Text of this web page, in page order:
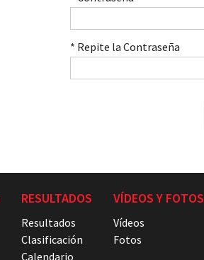
* Repite la Contraseña
RESULTADOS
Resultados
Clasificación
Calendario
VÍDEOS Y FOTOS
Vídeos
Fotos